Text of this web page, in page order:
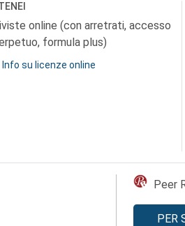
online (con arretrati, accesso
formula plus)
Info su licenze online
Peer
PER